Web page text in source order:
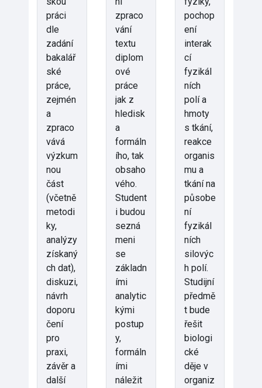
práci
dle
zadání
bakalář
ské
práce,
zejmén
a
zpraco
vává
výzkum
nou
část
(včetně
metodi
ky,
analýzy
získaný
ch dat),
diskuzi,
návrh
doporu
čení
pro
praxi,
závěr a
další
zpraco
vání
textu
diplom
ové
práce
jak z
hledisk
a
formáln
ího, tak
obsaho
vého.
Student
i budou
sezná
meni
se
základn
ími
analytic
kými
postup
y,
formáln
ími
náležit
pochop
ení
interak
cí
fyzikál
ních
polí a
hmoty
s tkání,
reakce
organis
mu a
tkání na
působe
ní
fyzikál
ních
silovýc
h polí.
Studijní
předmě
t bude
řešit
biologi
cké
děje v
organiz